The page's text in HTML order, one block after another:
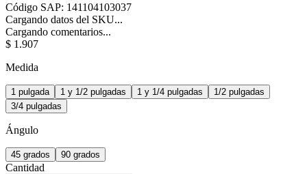
Código SAP: 141104103037
Cargando datos del SKU...
Cargando comentarios...
$ 1 .907
Medida
1 pulgada 1 y 1/2 pulgadas 1 y 1/4 pulgadas
1/2 pulgadas
3/4 pulgadas
Ángulo
45 grados 90 grados
Cantidad